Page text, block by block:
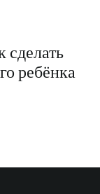
сделать
ребёнка